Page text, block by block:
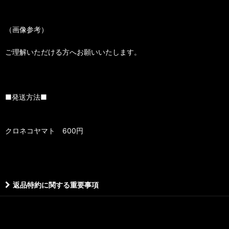
（画像参考）
ご理解いただける方へお願いいたします。
■発送方法■
クロネコヤマト 600円
返品特約に関する重要事項